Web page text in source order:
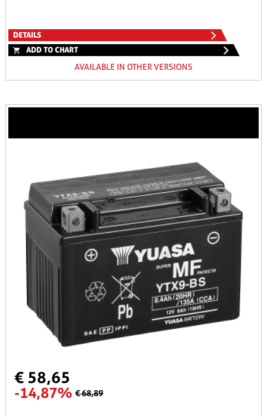
DETAILS
ADD TO CHART
AVAILABLE IN OTHER VERSIONS
€ 58,65
-14,87% € 68,89